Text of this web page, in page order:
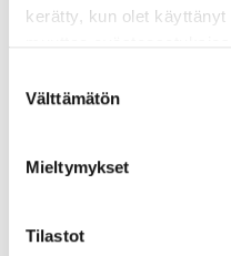
kerätty, kun olet
valinta
Välttämätön
Mieltymykset
Tilastot